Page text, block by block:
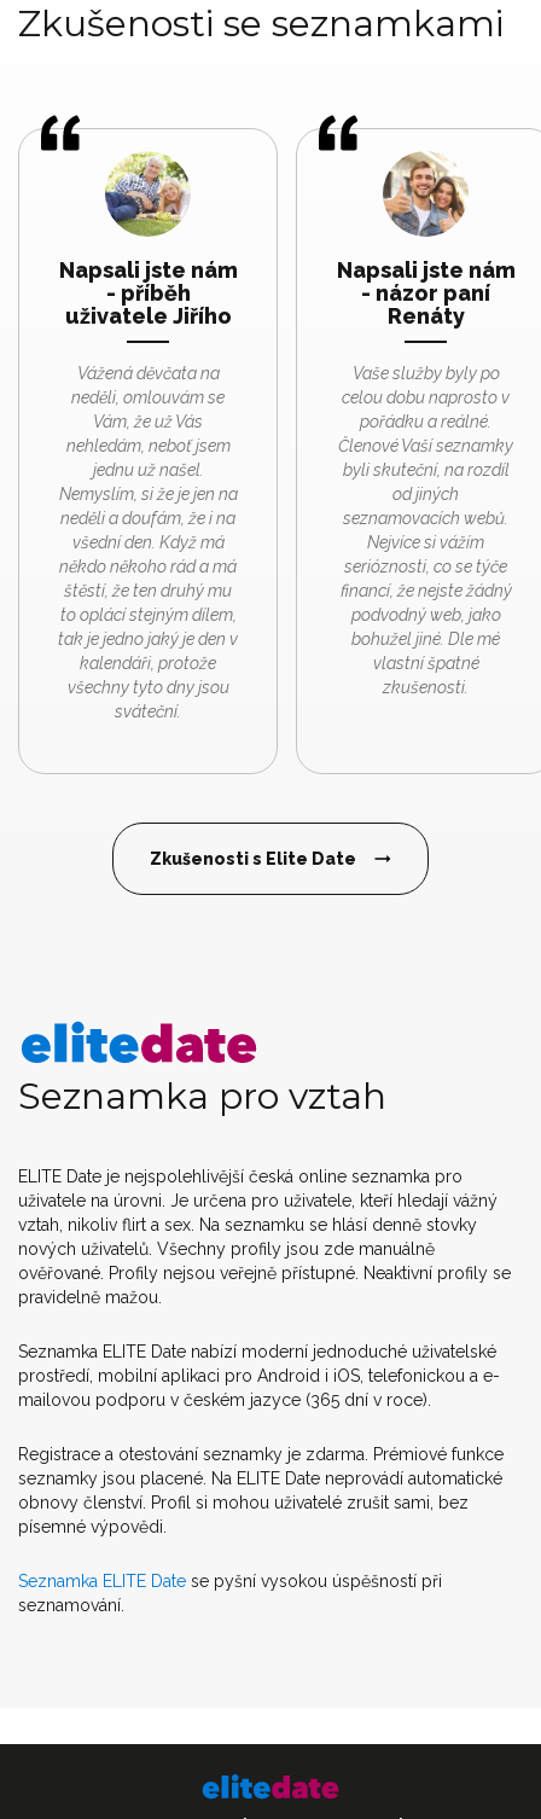
Zkušenosti se seznamkami
Napsali jste nám
- příběh
uživatele Jiřího
Vážená děvčata na
neděli, omlouvám se
Vám, že už Vás
nehledám, neboť jsem
jednu už našel.
Nemyslím, si že je jen na
neděli a doufám, že i na
všední den. Když má
někdo někoho rád a má
štěstí, že ten druhý mu
to oplácí stejným dílem,
tak je jedno jaký je den v
kalendáři, protože
všechny tyto dny jsou
sváteční.
Napsali jste nám
- názor paní
Renáty
Vaše služby byly po
celou dobu naprosto v
pořádku a reálné.
Členové Vaší seznamky
byli skuteční, na rozdíl
od jiných
seznamovacích webů.
Nejvíce si vážím
serióznosti, co se týče
financí, že nejste žádný
podvodný web, jako
bohužel jiné. Dle mé
vlastní špatné
zkušenosti.
Zkušenosti s Elite Date
Seznamka pro vztah
ELITE Date je nejspolehlivější česká online seznamka pro
uživatele na úrovni. Je určena pro uživatele, kteří hledají vážný
vztah, nikoliv flirt a sex. Na seznamku se hlásí denně stovky
nových uživatelů. Všechny profily jsou zde manuálně
ověřované. Profily nejsou veřejně přístupné. Neaktivní profily se
pravidelně mažou.
Seznamka ELITE Date nabízí moderní jednoduché uživatelské
prostředí, mobilní aplikaci pro Android i iOS, telefonickou a e-
mailovou podporu v českém jazyce (365 dní v roce).
Registrace a otestování seznamky je zdarma. Prémiové funkce
seznamky jsou placené. Na ELITE Date neprovádí automatické
obnovy členství. Profil si mohou uživatelé zrušit sami, bez
písemné výpovědi.
Seznamka ELITE Date se pyšní vysokou úspěšností při
seznamování.